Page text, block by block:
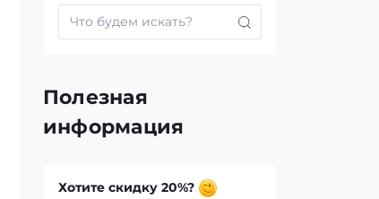
Полезная
информация
Хотите скидку 20%?